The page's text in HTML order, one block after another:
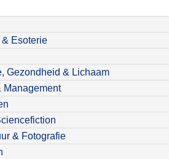
Esoterie
Gezondheid & Lichaam
Management
& Fotografie